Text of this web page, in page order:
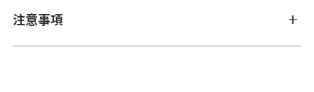
注意事項